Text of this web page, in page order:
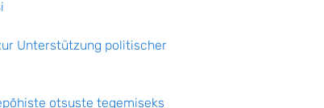
Unterstützung politischer
otsuste tegemiseks